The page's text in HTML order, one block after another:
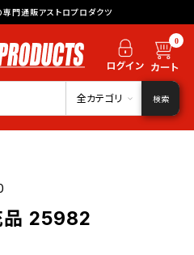
門通販アストロプロダクツ
0
全カテゴリ 検索
品 25982